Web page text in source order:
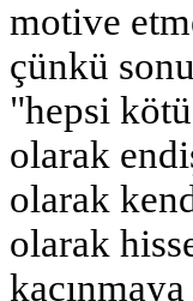
motive
çünkü
"hepsi
olarak
olarak
olarak